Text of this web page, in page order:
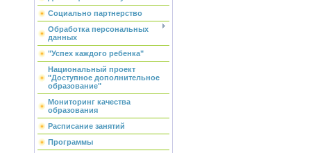
Социально партнерство
Обработка персональных
данных
"Успех каждого ребенка"
Национальный проект
"Доступное дополнительное
образование"
Мониторинг качества
образования
Расписание занятий
Программы